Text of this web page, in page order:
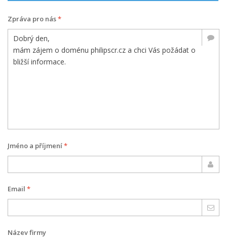
Zpráva pro nás*
Jméno a příjmení*
Email *
Název firmy